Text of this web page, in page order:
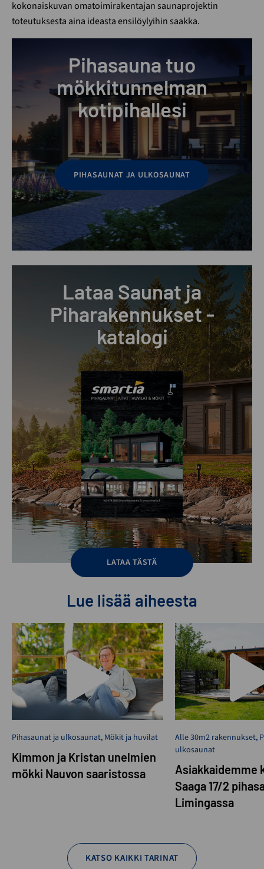
kokonaiskuvan omatoimirakentajan saunaprojektin
toteutuksesta aina ideasta ensilöylyihin saakka.
Pihasauna tuo
mökkitunnelman
kotipihallesi
PIHASAUNAT JA ULKOSAUNAT
Lataa Saunat ja
Piharakennukset -
katalogi
LATAA TÄSTÄ
Lue lisää aiheesta
Pihasaunat ja ulkosaunat, Mökit ja huvilat
Kimmon ja Kristan unelmien
mökki Nauvon saaristossa
Alle 30m2 rakennukset,
ulkosaunat
Asiakkaidemme
Saaga 17/2
Limingassa
KATSO KAIKKI TARINAT